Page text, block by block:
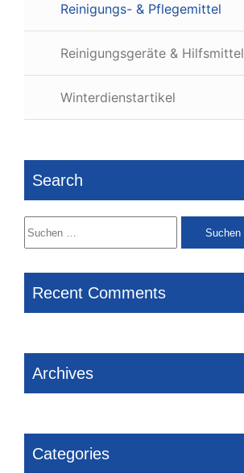
Reinigungs- & Pflegemittel
Reinigungsgeräte & Hilfsmittel
Winterdienstartikel
Search
Suchen
nach:
Recent Comments
Archives
Categories